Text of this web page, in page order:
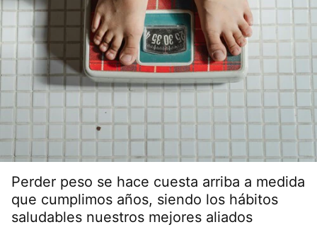
Perder peso se hace cuesta arriba a medida
que cumplimos años, siendo los hábitos
saludables nuestros mejores aliados